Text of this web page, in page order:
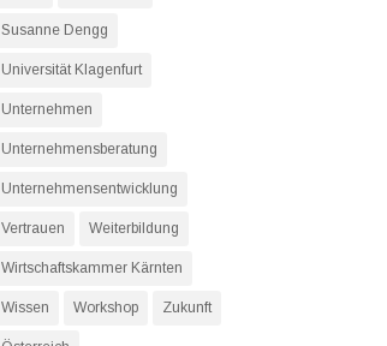
Susanne Dengg
Universität Klagenfurt
Unternehmen
Unternehmensberatung
Unternehmensentwicklung
Vertrauen Weiterbildung
Wirtschaftskammer Kärnten
Wissen Workshop Zukunft